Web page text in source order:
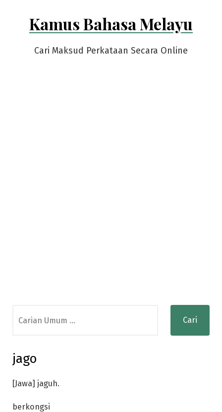
Kamus Bahasa Melayu
Cari Maksud Perkataan Secara Online
for:
jago
[Jawa] jaguh.
berkongsi